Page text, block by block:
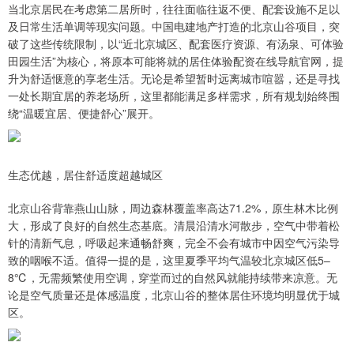
当北京居民在考虑第二居所时，往往面临往返不便、配套设施不足以
及日常生活单调等现实问题。中国电建地产打造的北京山谷项目，突
破了这些传统限制，以“近北京城区、配套医疗资源、有汤泉、可体验
田园生活”为核心，将原本可能将就的居住体验配资在线导航官网，提
升为舒适惬意的享老生活。无论是希望暂时远离城市喧嚣，还是寻找
一处长期宜居的养老场所，这里都能满足多样需求，所有规划始终围
绕“温暖宜居、便捷舒心”展开。
生态优越，居住舒适度超越城区
北京山谷背靠燕山山脉，周边森林覆盖率高达71.2%，原生林木比例
大，形成了良好的自然生态基底。清晨沿清水河散步，空气中带着松
针的清新气息，呼吸起来通畅舒爽，完全不会有城市中因空气污染导
致的咽喉不适。值得一提的是，这里夏季平均气温较北京城区低5–
8℃，无需频繁使用空调，穿堂而过的自然风就能持续带来凉意。无
论是空气质量还是体感温度，北京山谷的整体居住环境均明显优于城
区。